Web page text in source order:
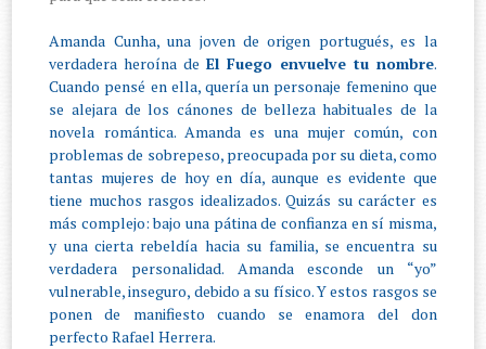
Amanda Cunha, una joven de origen portugués, es la
verdadera heroína deEl Fuego envuelve tu nombre.
Cuando pensé en ella, quería un personaje femenino que
se alejara de los cánones de belleza habituales de la
novela romántica. Amanda es una mujer común, con
problemas de sobrepeso, preocupada por su dieta, como
tantas mujeres de hoy en día, aunque es evidente que
tiene muchos rasgos idealizados. Quizás su carácter es
más complejo: bajo una pátina de confianza en sí misma,
y una cierta rebeldía hacia su familia, se encuentra su
verdadera personalidad. Amanda esconde un “yo”
vulnerable, inseguro, debido a su físico. Y estos rasgos se
ponen de manifiesto cuando se enamora del don
perfecto Rafael Herrera.